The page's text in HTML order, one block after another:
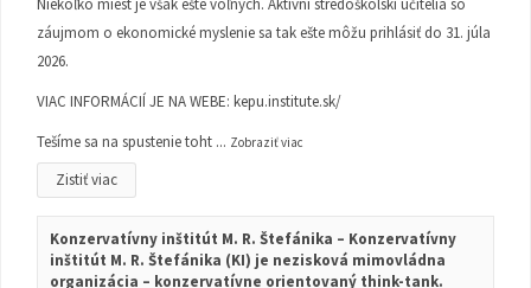
Niekoľko miest je však ešte voľných. Aktívni stredoškolskí učitelia so
záujmom o ekonomické myslenie sa tak ešte môžu prihlásiť do 31. júla
2026.
VIAC INFORMÁCIÍ JE NA WEBE: kepu.institute.sk/
Tešíme sa na spustenie toht ... Zobraziť viac
Zistiť viac
Konzervatívny inštitút M. R. Štefánika – Konzervatívny
inštitút M. R. Štefánika (KI) je nezisková mimovládna
organizácia – konzervatívne orientovaný think-tank.